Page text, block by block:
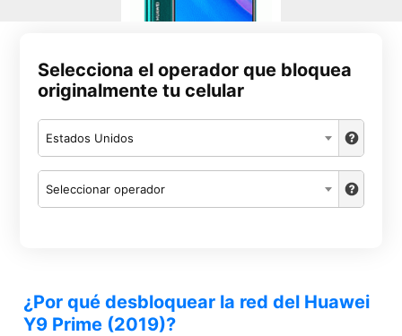
Selecciona el operador que bloquea
originalmente tu celular
Estados Unidos
Seleccionar operador
¿Por qué desbloquear la red del Huawei
Y9 Prime (2019)?